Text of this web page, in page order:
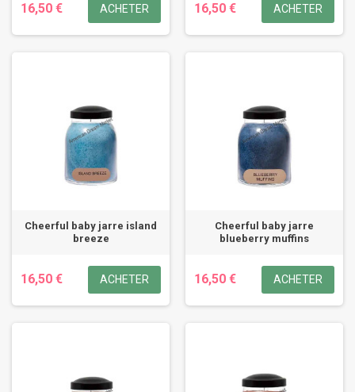
16,50 € ACHETER 16,50 € ACHETER
Cheerful baby jarre island
breeze
16,50 € ACHETER
Cheerful baby jarre
blueberry muffins
16,50 € ACHETER